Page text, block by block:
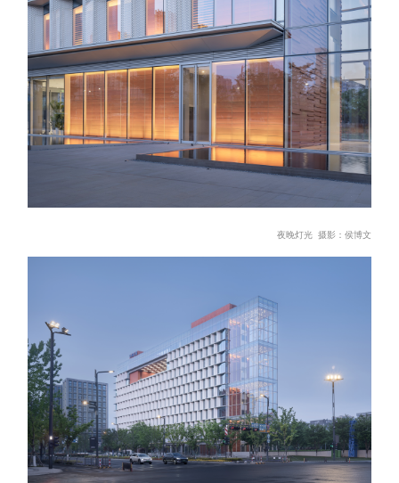
夜晚灯光 摄影：侯博文